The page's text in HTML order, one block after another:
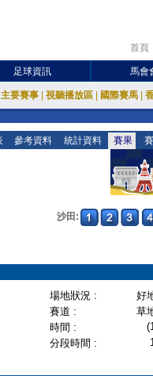
首頁
足球資訊 馬會
主要賽事 視聽播放區 國際賽馬
參考資料 統計資料 賽果
沙田:
場地狀況 :
好
賽道 :
草
時間 :
分段時間 :